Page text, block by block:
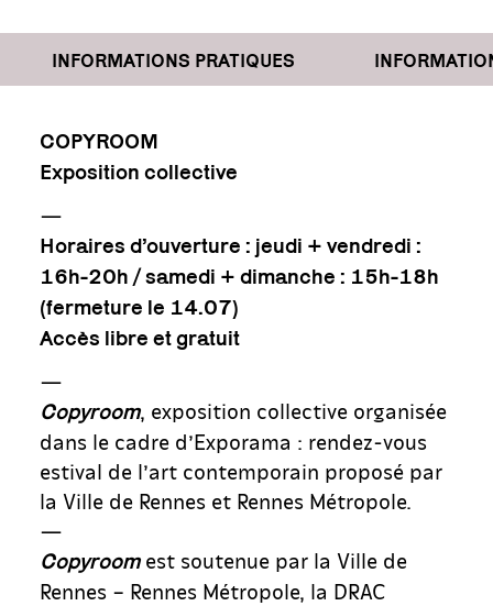
INFORMATIONS PRATIQUES INFORMATIONS
COPYROOM
Exposition collective
—
Horaires d’ouverture : jeudi + vendredi :
16h-20h / samedi + dimanche : 15h-18h
(fermeture le 14.07)
Accès libre et gratuit
—
Copyroom, exposition collective organisée
dans le cadre d’Exporama : rendez-vous
estival de l’art contemporain proposé par
la Ville de Rennes et Rennes Métropole.
—
Copyroomest soutenue par la Ville de
Rennes – Rennes Métropole, la DRAC